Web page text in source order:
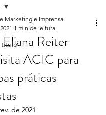
título
Reiter
ACIC para
práticas
Marketing e Imprensa
1 min de leitura
de 2021